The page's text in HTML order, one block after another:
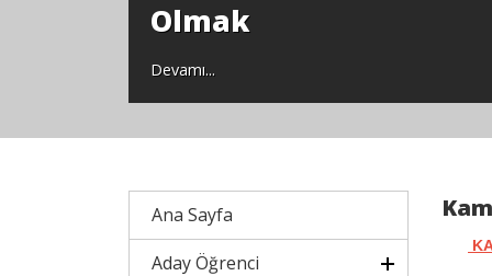
Olmak
Devamı...
Ana Sayfa
Aday Öğrenci